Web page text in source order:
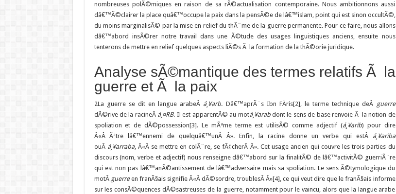
nombreuses polÃ©miques en raison de sa rÃ©actualisation contemporaine. Nous ambitionnons aussi
dâ€™Ã©clairer la place quâ€™occupe la paix dans la pensÃ©e de lâ€™islam, point qui est sinon occultÃ©,
du moins marginalisÃ© par la mise en relief du thÃ¨me de la guerre permanente. Pour ce faire, nous allons
dâ€™abord insÃ©rer notre travail dans une Ã©tude des usages linguistiques anciens, ensuite nous
tenterons de mettre en relief quelques aspects liÃ©s Ã la formation de la thÃ©orie juridique.
Analyse sÃ©mantique des termes relatifs Ã la
guerre et Ã la paix
2La guerre se dit en langue arabeÂ á¸¥arb. Dâ€™aprÃ¨s Ibn FÄris[2], le terme technique deÂ guerre
dÃ©rive de la racineÂ á¸¤RB. Il est apparentÃ© au motá¸¥arabdont le sens de base renvoie Ã la notion de
spoliation et de dÃ©possession[3]. Le mÃªme terme est utilisÃ© comme adjectif (á¸¥arib) pour dire
Â«Â Ãªtre lâ€™ennemi de quelquâ€™unÂ Â». Enfin, la racine donne un verbe qui estÂ á¸¥ariba
ouÂ á¸¥arraba, Â«Â se mettre en colÃ¨re, se fÃ¢cherÂ Â». Cet usage ancien qui couvre les trois parties du
discours (nom, verbe et adjectif) nous renseigne dâ€™abord sur la finalitÃ© de lâ€™activitÃ© guerriÃ¨re
qui est non pas lâ€™anÃ©antissement de lâ€™adversaire mais sa spoliation. Le sens Ã©tymologique du
motÂ guerreen franÃ§ais signifie Â«Â dÃ©sordre, troublesÂ Â»[4], ce qui veut dire que le franÃ§ais informe
sur les consÃ©quences dÃ©sastreuses de la guerre, notamment pour le vaincu, alors que la langue arabe